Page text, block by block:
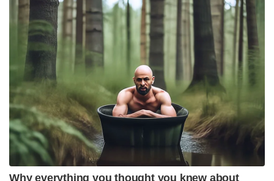
Why everything you thought you knew about